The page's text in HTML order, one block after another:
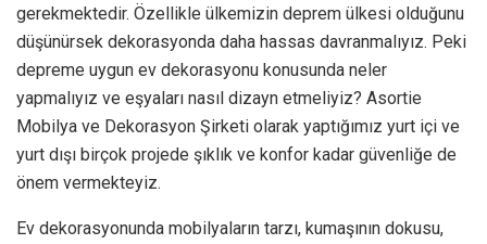
gerekmektedir. Özellikle ülkemizin deprem ülkesi olduğunu
düşünürsek dekorasyonda daha hassas davranmalıyız. Peki
depreme uygun ev dekorasyonu konusunda neler
yapmalıyız ve eşyaları nasıl dizayn etmeliyiz? Asortie
Mobilya ve Dekorasyon Şirketi olarak yaptığımız yurt içi ve
yurt dışı birçok projede şıklık ve konfor kadar güvenliğe de
önem vermekteyiz.
Ev dekorasyonunda mobilyaların tarzı, kumaşının dokusu,